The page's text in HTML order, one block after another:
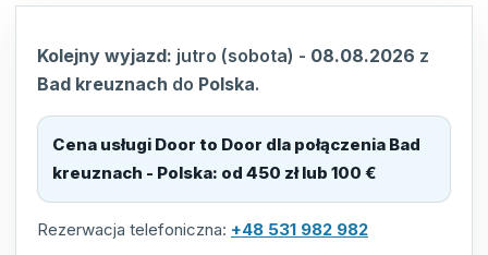
Kolejny wyjazd: jutro (sobota) - 08.08.2026 z
Bad kreuznach do Polska.
Cena usługi Door to Door dla połączenia Bad
kreuznach - Polska: od 450 zł lub 100 €
Rezerwacja telefoniczna: +48 531 982 982